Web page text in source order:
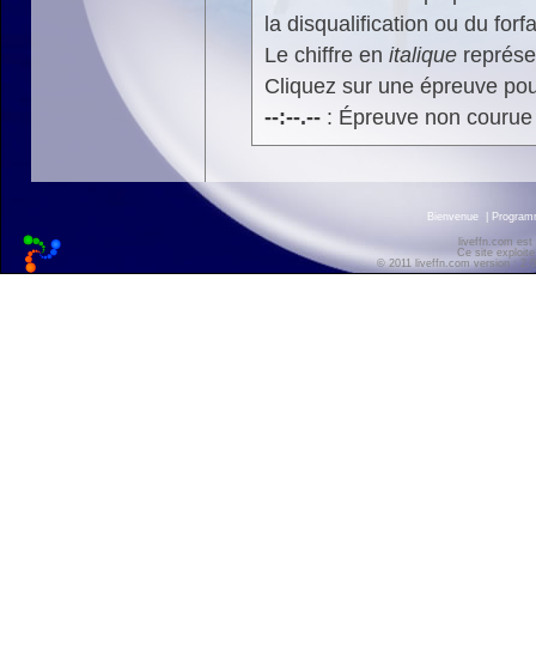
la disqualification ou du
Le chiffre en italique
Cliquez sur une épreuve
--:--.--: Épreuve non
Bienvenue
liveffn.com est
Ce site
© 2011 liveffn.com version :